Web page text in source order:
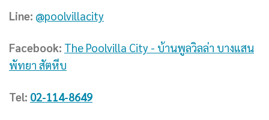
Line: @poolvillacity
Facebook: The Poolvilla City - บ้านพูลวิลล่า บางแสน
พัทยา สัตหีบ
Tel: 02-114-8649